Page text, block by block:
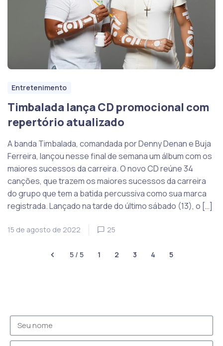
Entretenimento
Timbalada lança CD promocional com
repertório atualizado
A banda Timbalada, comandada por Denny Denan e Buja
Ferreira, lançou nesse final de semana um álbum com os
maiores sucessos da carreira. O novo CD reúne 34
canções, que trazem os maiores sucessos da carreira
do grupo que tem a batida percussiva como sua marca
registrada. Lançado na tarde do último sábado (13), o […]
15 de agosto de 2022 25
5 / 5 1 2 3 4 5